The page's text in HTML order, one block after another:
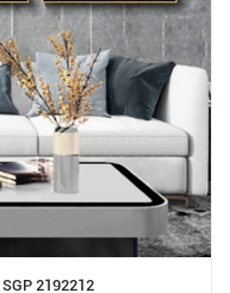
2192212